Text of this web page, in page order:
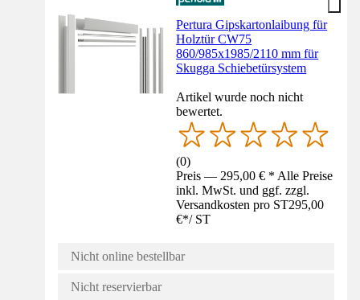
Pertura Gipskartonlaibung für
Holztür CW75
860/985x1985/2110 mm für
Skugga Schiebetürsystem
Artikel wurde noch nicht
bewertet.
(0)
Preis — 295,00 € * Alle Preise
inkl. MwSt. und ggf. zzgl.
Versandkosten pro ST295,00
€*/ ST
Nicht online bestellbar
Nicht reservierbar